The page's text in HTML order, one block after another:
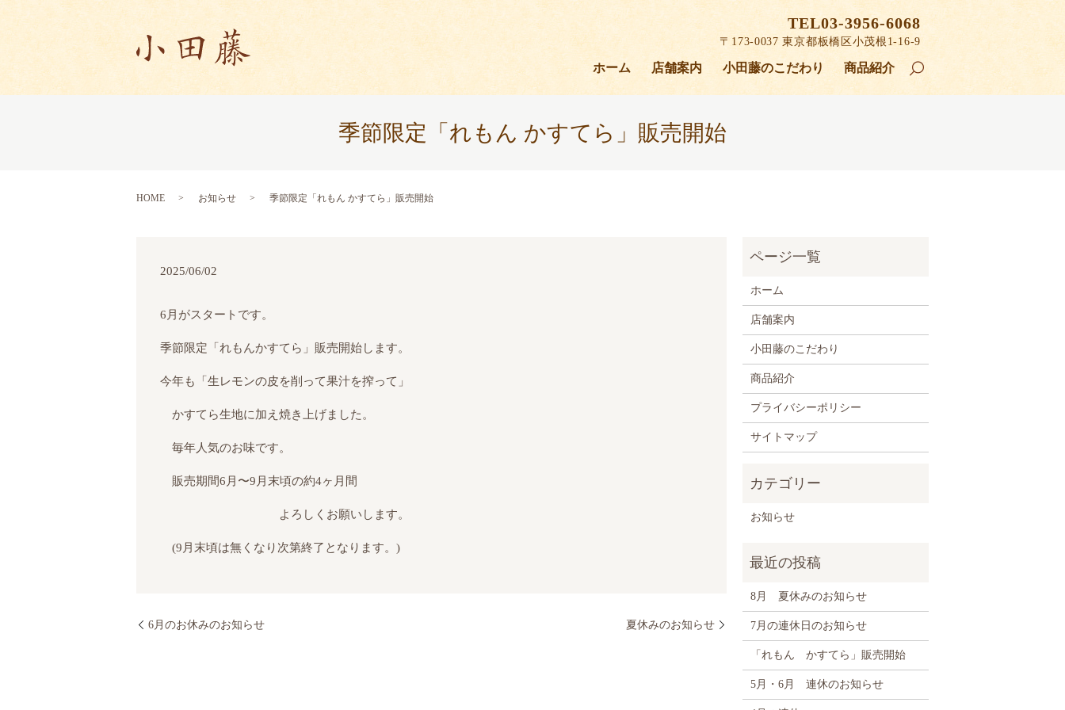
ホーム 店舗案内 小田藤のこだわり 商品紹介 search
TEL03-3956-6068
〒173-0037 東京都板橋区小茂根1-16-9
季節限定「れもん かすてら」販売開始
HOME お知らせ 季節限定「れもん かすてら」販売開始
2025/06/02
6月がスタートです。
季節限定「れもんかすてら」販売開始します。
今年も「生レモンの皮を削って果汁を搾って」
かすてら生地に加え焼き上げました。
毎年人気のお味です。
販売期間6月〜9月末頃の約4ヶ月間
よろしくお願いします。
(9月末頃は無くなり次第終了となります。)
6月のお休みのお知らせ 夏休みのお知らせ
ホーム
店舗案内
小田藤のこだわり
商品紹介
プライバシーポリシー
サイトマップ
お知らせ
8月 夏休みのお知らせ
7月の連休日のお知らせ
「れもん かすてら」販売開始
5月・6月 連休のお知らせ